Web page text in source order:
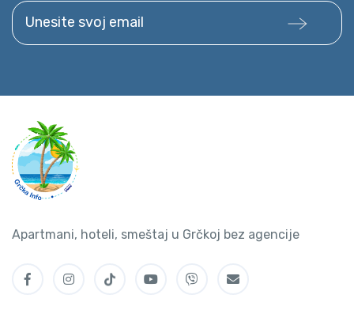
Unesite svoj email
Apartmani, hoteli, smeštaj u Grčkoj bez agencije